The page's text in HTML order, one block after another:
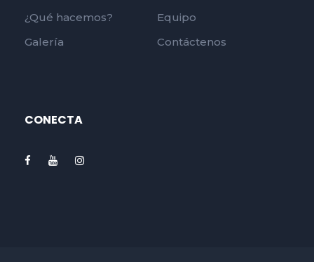
¿Qué hacemos?
Equipo
Galería
Contáctenos
CONECTA